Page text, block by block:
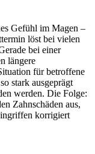
Gefühl im Magen –
löst bei vielen
bei einer
längere
für betroffene
stark ausgeprägt
werden. Die Folge:
Zahnschäden aus,
korrigiert